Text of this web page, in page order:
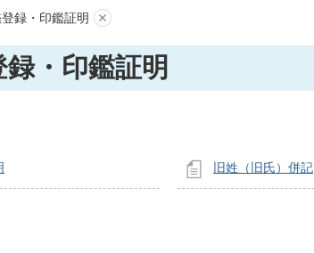
録・印鑑証明
録・印鑑証明
旧姓（旧氏）併記